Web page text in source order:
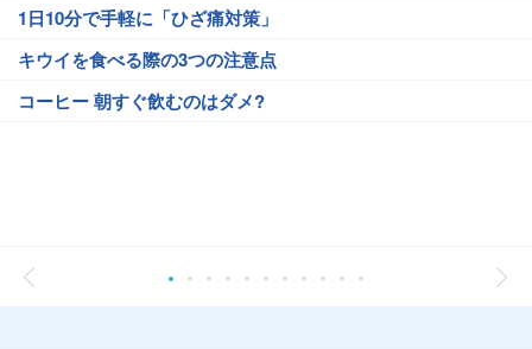
1日10分で手軽に「ひざ痛対策」
キウイを食べる際の3つの注意点
コーヒー 朝すぐ飲むのはダメ?